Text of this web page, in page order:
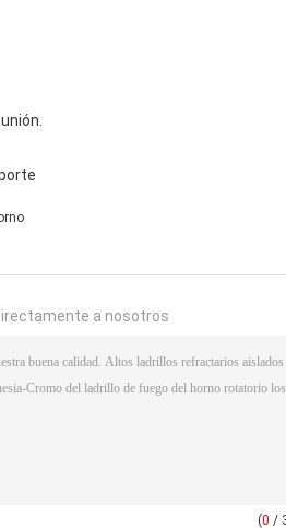
a nosotros
(0 /